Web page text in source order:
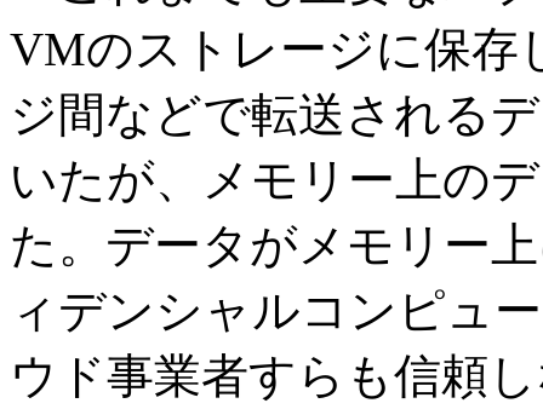
VMのストレージに保存
ジ間などで転送される
いたが、メモリー上の
た。データがメモリー
ィデンシャルコンピュ
ウド事業者すらも信頼